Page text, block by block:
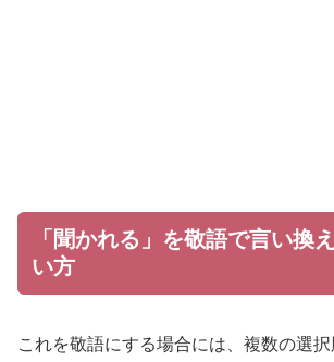
「聞かれる」を敬語で言い換
い方
これを敬語にする場合には、複数の選択